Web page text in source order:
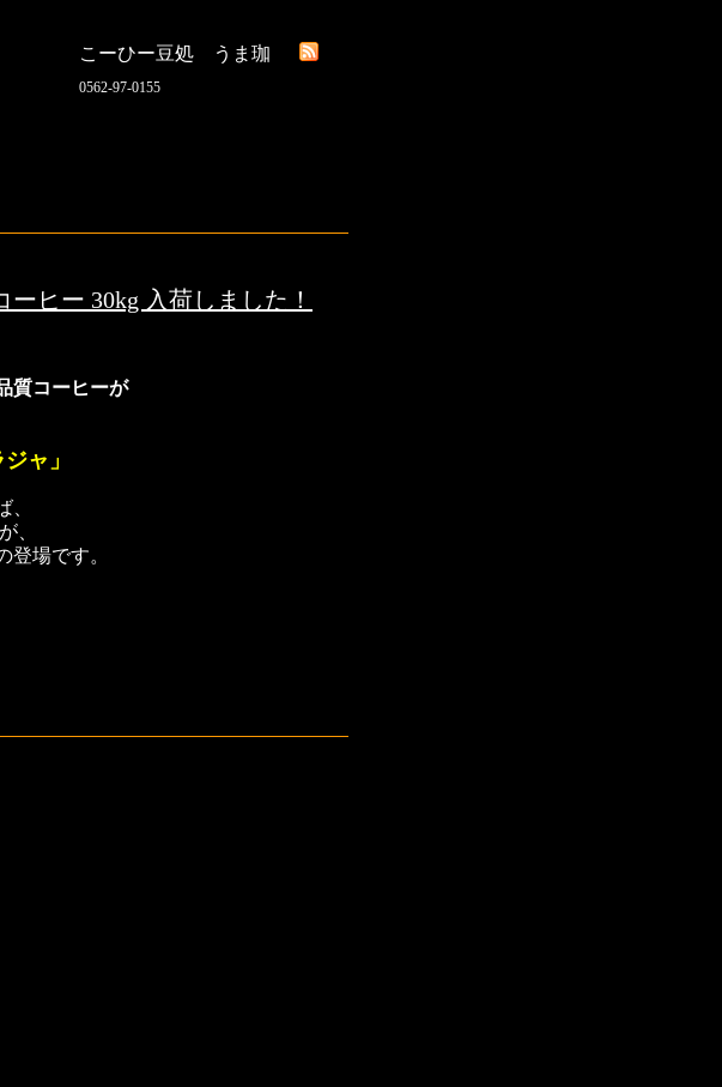
こーひー豆処 うま珈
0562-97-0155
ヒー 30kg 入荷しました！
質コーヒーが
ャ」
、
が、
登場です。